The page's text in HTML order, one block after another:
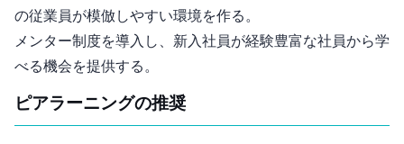
の従業員が模倣しやすい環境を作る。
メンター制度を導入し、新入社員が経験豊富な社員から学
べる機会を提供する。
2. ピアラーニングの推奨